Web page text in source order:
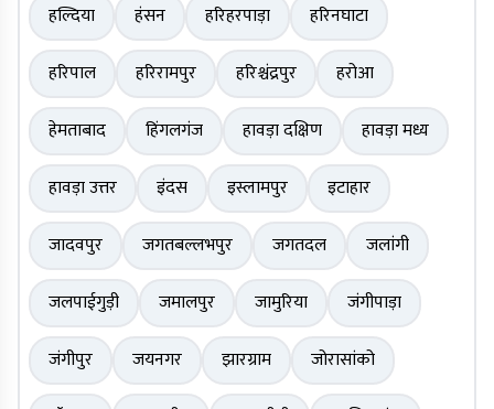
हल्दिया
हंसन हरिहरपाड़ा
हरिनघाटा
हरिपाल
हरिरामपुर हरिश्चंद्रपुर
हरोआ
हेमताबाद
हिंगलगंज हावड़ा दक्षिण
हावड़ा मध्य
हावड़ा उत्तर
इंदस इस्लामपुर
इटाहार
जादवपुर
जगतबल्लभपुर जगतदल
जलांगी
जलपाईगुड़ी
जमालपुर जामुरिया
जंगीपाड़ा
जंगीपुर
जयनगर झारग्राम
जोरासांको